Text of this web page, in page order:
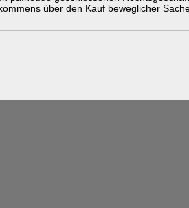
über den Kauf beweglicher